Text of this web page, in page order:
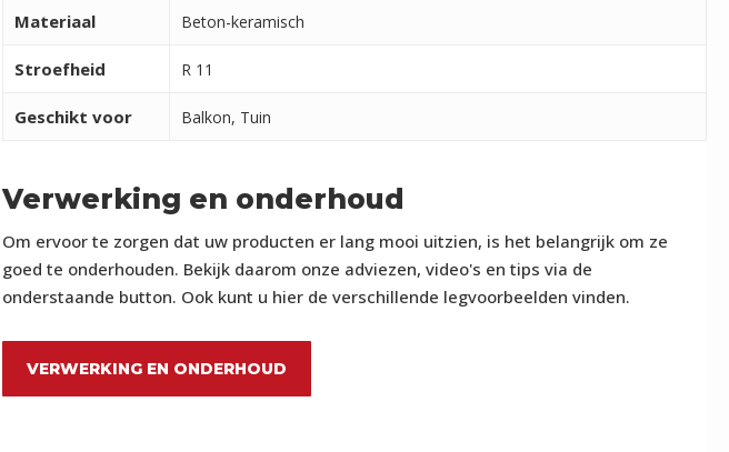
Materiaal Beton-keramisch
Stroefheid R 11
Geschikt voor Balkon, Tuin
Verwerking en onderhoud
Om ervoor te zorgen dat uw producten er lang mooi uitzien, is het belangrijk om ze
goed te onderhouden. Bekijk daarom onze adviezen, video's en tips via de
onderstaande button. Ook kunt u hier de verschillende legvoorbeelden vinden.
VERWERKING EN ONDERHOUD